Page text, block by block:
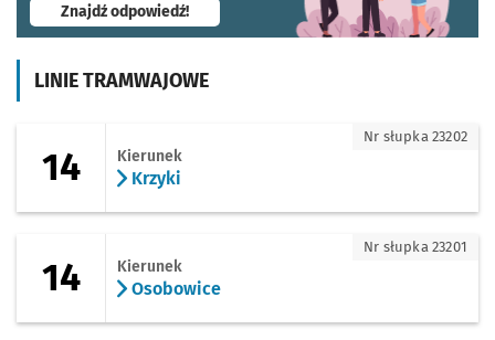
Znajdź odpowiedź!- otworzy się w nowej karcie
LINIE TRAMWAJOWE
14 Kierunek
Krzyki
Nr słupka 23202
14 Kierunek
Osobowice
Nr słupka 23201